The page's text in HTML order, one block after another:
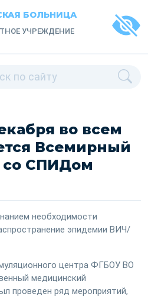
БОЛЬНИЦА
УЧРЕЖДЕНИЕ
во всем
Всемирный
СПИДом
необходимости
эпидемии ВИЧ/
центра ФГБОУ ВО
медицинский
проведен ряд мероприятий,